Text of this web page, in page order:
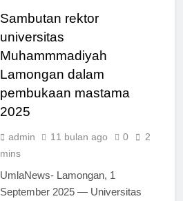
Sambutan rektor
universitas
Muhammmadiyah
Lamongan dalam
pembukaan mastama
2025
admin 11 bulan ago 0
2
mins
UmlaNews- Lamongan, 1
September 2025 — Universitas